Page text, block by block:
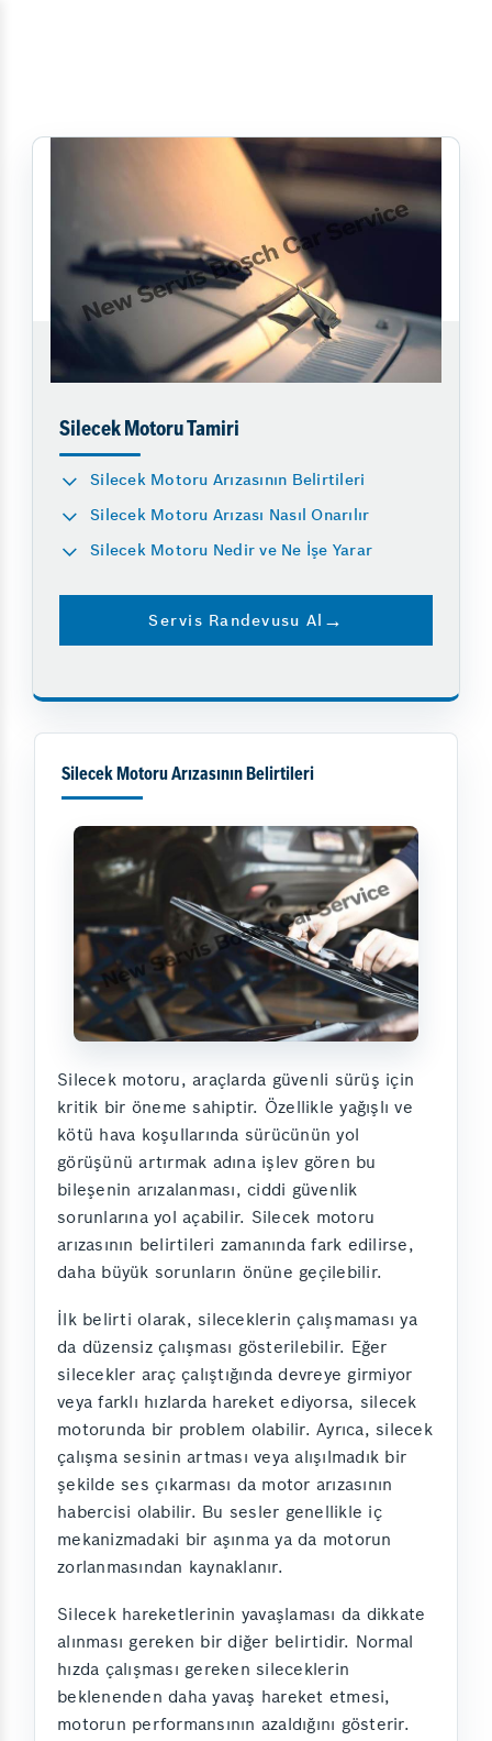
Silecek Motoru Tamiri
Silecek Motoru Arızasının Belirtileri
Silecek Motoru Arızası Nasıl Onarılır
Silecek Motoru Nedir ve Ne İşe Yarar
Servis Randevusu Al
Silecek Motoru Arızasının Belirtileri
Silecek motoru, araçlarda güvenli sürüş için
kritik bir öneme sahiptir. Özellikle yağışlı ve
kötü hava koşullarında sürücünün yol
görüşünü artırmak adına işlev gören bu
bileşenin arızalanması, ciddi güvenlik
sorunlarına yol açabilir. Silecek motoru
arızasının belirtileri zamanında fark edilirse,
daha büyük sorunların önüne geçilebilir.
İlk belirti olarak, sileceklerin çalışmaması ya
da düzensiz çalışması gösterilebilir. Eğer
silecekler araç çalıştığında devreye girmiyor
veya farklı hızlarda hareket ediyorsa, silecek
motorunda bir problem olabilir. Ayrıca, silecek
çalışma sesinin artması veya alışılmadık bir
şekilde ses çıkarması da motor arızasının
habercisi olabilir. Bu sesler genellikle iç
mekanizmadaki bir aşınma ya da motorun
zorlanmasından kaynaklanır.
Silecek hareketlerinin yavaşlaması da dikkate
alınması gereken bir diğer belirtidir. Normal
hızda çalışması gereken sileceklerin
beklenenden daha yavaş hareket etmesi,
motorun performansının azaldığını gösterir.